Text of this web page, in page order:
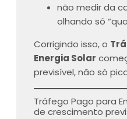
não medir da
olhando só
Corrigindo isso, o
Energia Solar
previsível, não só
Tráfego Pago para
de crescimento